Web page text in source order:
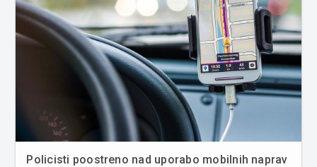
Policisti poostreno nad uporabo mobilnih naprav